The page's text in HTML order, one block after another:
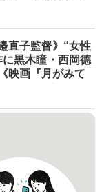
直子監督》“女性
黒木瞳・西岡德
映画『月がみて